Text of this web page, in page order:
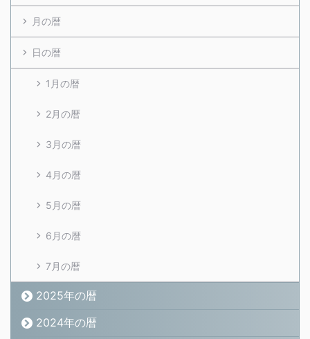
月の暦
日の暦
1月の暦
2月の暦
3月の暦
4月の暦
5月の暦
6月の暦
7月の暦
2025年の暦
2024年の暦